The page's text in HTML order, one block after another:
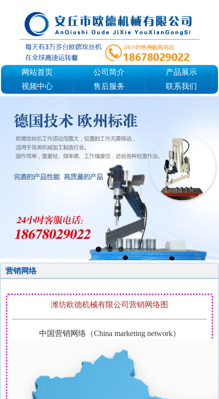
网站首页 公司简介
产品展示
视频中心
售后服务 联系我们
营销网络
潍坊欧德机械有限公司营销网络图
中国营销网络（China marketing network）